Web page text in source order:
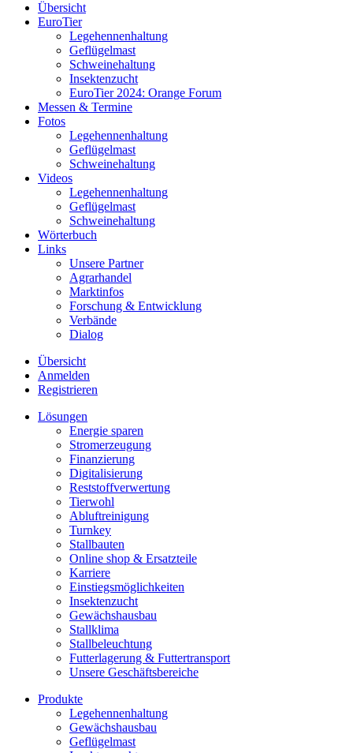
Übersicht
EuroTier
Legehennenhaltung
Geflügelmast
Schweinehaltung
Insektenzucht
EuroTier 2024: Orange Forum
Messen & Termine
Fotos
Legehennenhaltung
Geflügelmast
Schweinehaltung
Videos
Legehennenhaltung
Geflügelmast
Schweinehaltung
Wörterbuch
Links
Unsere Partner
Agrarhandel
Marktinfos
Forschung & Entwicklung
Verbände
Dialog
Übersicht
Anmelden
Registrieren
Lösungen
Energie sparen
Stromerzeugung
Finanzierung
Digitalisierung
Reststoffverwertung
Tierwohl
Abluftreinigung
Turnkey
Stallbauten
Online shop & Ersatzteile
Karriere
Einstiegsmöglichkeiten
Insektenzucht
Gewächshausbau
Stallklima
Stallbeleuchtung
Futterlagerung & Futtertransport
Unsere Geschäftsbereiche
Produkte
Legehennenhaltung
Gewächshausbau
Geflügelmast